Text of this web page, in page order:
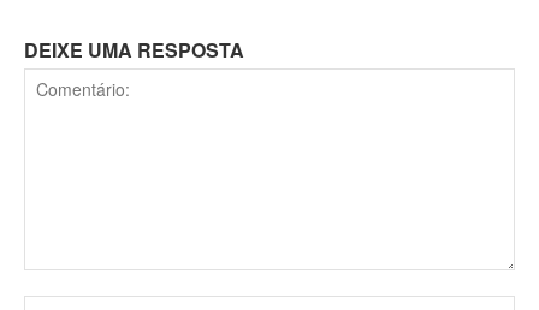
DEIXE UMA RESPOSTA